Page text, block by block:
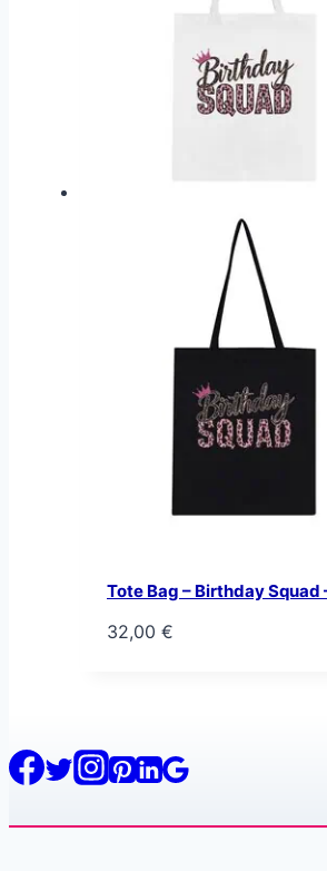
Tote Bag – Birthday Squad
32,00 €